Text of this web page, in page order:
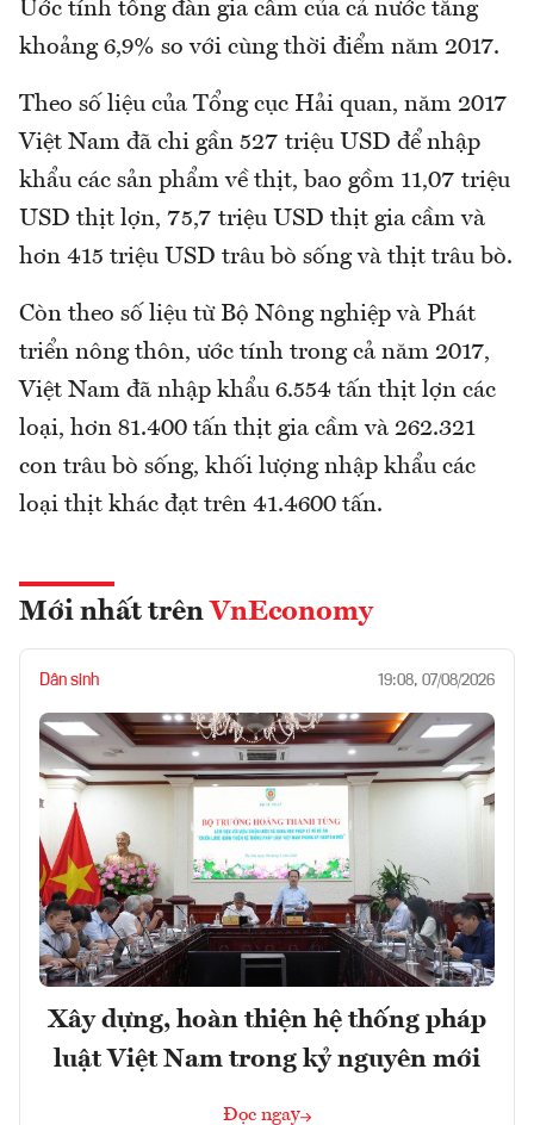
Ước tính tổng đàn gia cầm của cả nước tăng
khoảng 6,9% so với cùng thời điểm năm 2017.
Theo số liệu của Tổng cục Hải quan, năm 2017
Việt Nam đã chi gần 527 triệu USD để nhập
khẩu các sản phẩm về thịt, bao gồm 11,07 triệu
USD thịt lợn, 75,7 triệu USD thịt gia cầm và
hơn 415 triệu USD trâu bò sống và thịt trâu bò.
Còn theo số liệu từ Bộ Nông nghiệp và Phát
triển nông thôn, ước tính trong cả năm 2017,
Việt Nam đã nhập khẩu 6.554 tấn thịt lợn các
loại, hơn 81.400 tấn thịt gia cầm và 262.321
con trâu bò sống, khối lượng nhập khẩu các
loại thịt khác đạt trên 41.4600 tấn.
Mới nhất trên VnEconomy
Dân sinh 19:08, 07/08/2026
Xây dựng, hoàn thiện hệ thống pháp
luật Việt Nam trong kỷ nguyên mới
Đọc ngay